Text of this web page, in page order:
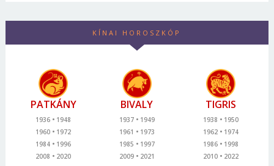
KÍNAI HOROSZKÓP
PATKÁNY
1936
1948
1960
1972
1984
1996
2008
2020
BIVALY
1937
1949
1961
1973
1985
1997
2009
2021
TIGRIS
1938
1950
1962
1974
1986
1998
2010
2022